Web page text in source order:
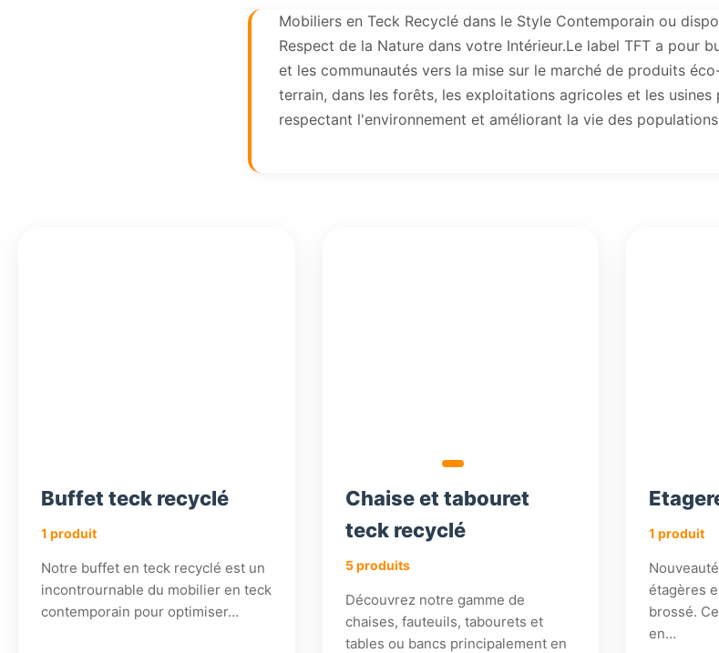
Mobiliers en Teck Recyclé dans le Style Contemporain ou
Respect de la Nature dans votre Intérieur.Le label TFT a pour
et les communautés vers la mise sur le marché de produits
terrain, dans les forêts, les exploitations agricoles et les
respectant l'environnement et améliorant la vie des
Buffet teck recyclé
1 produit
Notre buffet en teck recyclé est un
incontrournable du mobilier en teck
contemporain pour optimiser…
Chaise et tabouret
teck recyclé
5 produits
Découvrez notre gamme de
chaises, fauteuils, tabourets et
tables ou bancs principalement en
1 produit
étagères
brossé.
en…